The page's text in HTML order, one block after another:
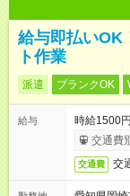
給与即払いOK
ト作業
派遣 ブランクOK
給与
時給1500
交通費
交通費 交